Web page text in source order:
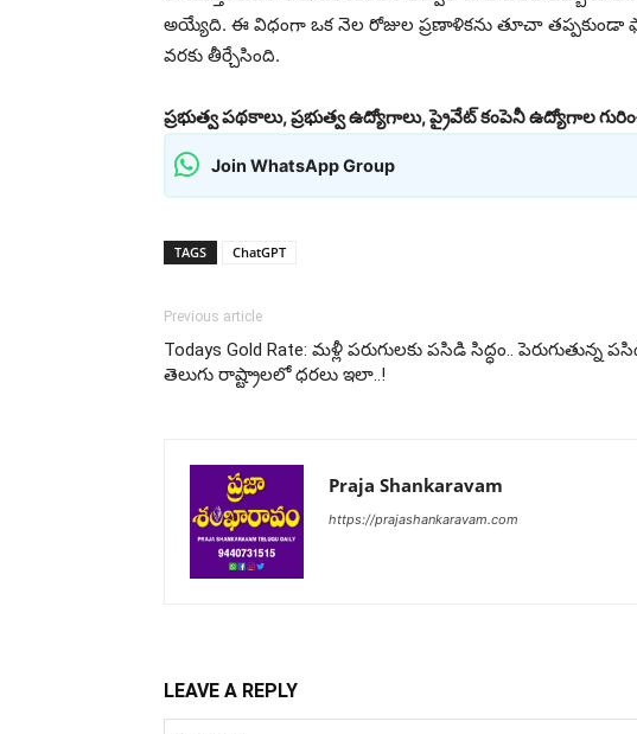
అయ్యేది. ఈ విధంగా ఒక నెల రోజుల ప్రణాళికను తూచా తప్పకుండా
వరకు తీర్చేసింది.
ప్రభుత్వ పథకాలు, ప్రభుత్వ ఉద్యోగాలు, ప్రైవేట్ కంపెనీ
Join WhatsApp Group
TAGS ChatGPT
Previous article
Todays Gold Rate: మళ్లీ పరుగులకు పసిడి సిద్ధం.. పెరుగుతున్న
తెలుగు రాష్ట్రాలలో ధరలు ఇలా..!
Praja Shankaravam
https://prajashankaravam.com
LEAVE A REPLY